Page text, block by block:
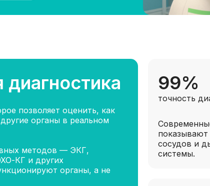
точность
показывают
сосудов и
системы.
99%
позволяет оценить, как
органы в реальном
методов — ЭКГ,
КГ и других
органы, а не